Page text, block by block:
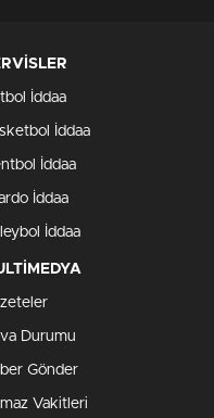
İddaa
İddaa
İddaa
İddaa
İddaa
Durumu
Gönder
Vakitleri